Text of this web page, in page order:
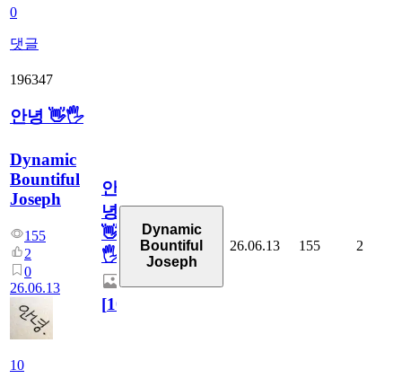
0
댓글
196347
안녕 👋🖐
Dynamic
Bountiful
Joseph
155
2
0
26.06.13
10
안
녕
👋
🖐
[10
Dynamic
Bountiful
Joseph
26.06.13 155 2